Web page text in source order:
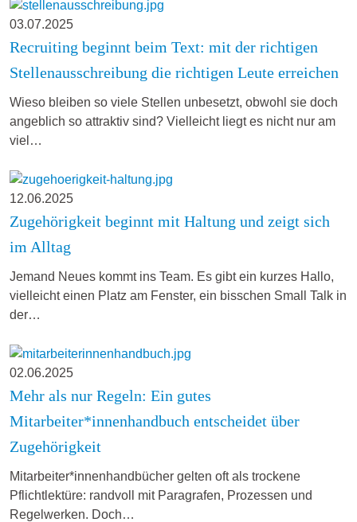
03.07.2025
Recruiting beginnt beim Text: mit der richtigen
Stellenausschreibung die richtigen Leute erreichen
Wieso bleiben so viele Stellen unbesetzt, obwohl sie doch
angeblich so attraktiv sind? Vielleicht liegt es nicht nur am
viel…
12.06.2025
Zugehörigkeit beginnt mit Haltung und zeigt sich
im Alltag
Jemand Neues kommt ins Team. Es gibt ein kurzes Hallo,
vielleicht einen Platz am Fenster, ein bisschen Small Talk in
der…
02.06.2025
Mehr als nur Regeln: Ein gutes
Mitarbeiter*innenhandbuch entscheidet über
Zugehörigkeit
Mitarbeiter*innenhandbücher gelten oft als trockene
Pflichtlektüre: randvoll mit Paragrafen, Prozessen und
Regelwerken. Doch…